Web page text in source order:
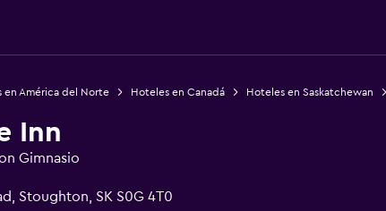
en América del Norte Hoteles en Canadá Hoteles en Saskatchewan
Inn
Gimnasio
Stoughton, SK S0G 4T0